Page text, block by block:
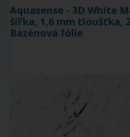
Aquasense - 3D White
šířka, 1,6 mm tloušťka,
Bazénová fólie